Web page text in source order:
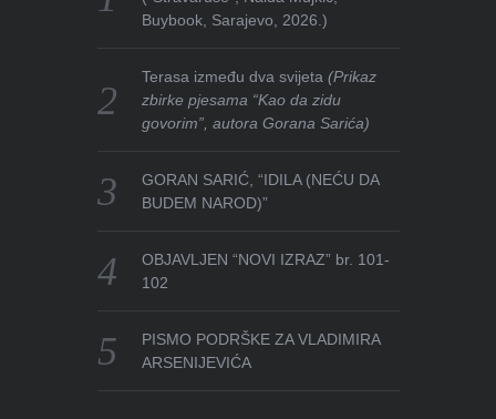
Buybook, Sarajevo, 2026.)
Terasa između dva svijeta(Prikaz
zbirke pjesama “Kao da zidu
govorim”, autora Gorana Sarića)
GORAN SARIĆ, “IDILA (NEĆU DA
BUDEM NAROD)”
OBJAVLJEN “NOVI IZRAZ” br. 101-
102
PISMO PODRŠKE ZA VLADIMIRA
ARSENIJEVIĆA